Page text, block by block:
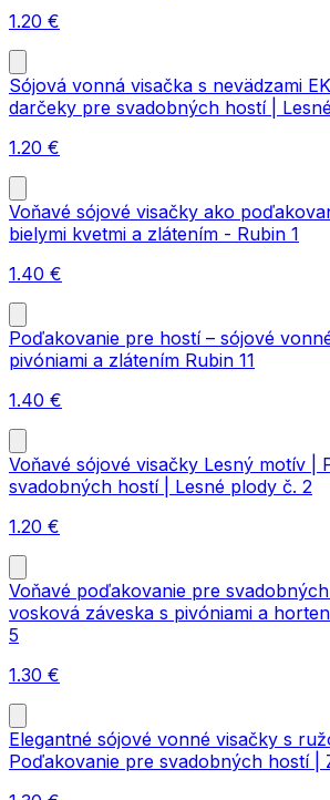
1.20 €
Sójová vonná visačka s nevädzami
darčeky pre svadobných hostí |
1.20 €
Voňavé sójové visačky ako
bielymi kvetmi a zlátením - Rubin 1
1.40 €
Poďakovanie pre hostí – sójové
pivóniami a zlátením Rubin 11
1.40 €
Voňavé sójové visačky Lesný motív |
svadobných hostí | Lesné plody č. 2
1.20 €
Voňavé poďakovanie pre
vosková záveska s pivóniami a
5
1.30 €
Elegantné sójové vonné visačky s
Poďakovanie pre svadobných hostí |